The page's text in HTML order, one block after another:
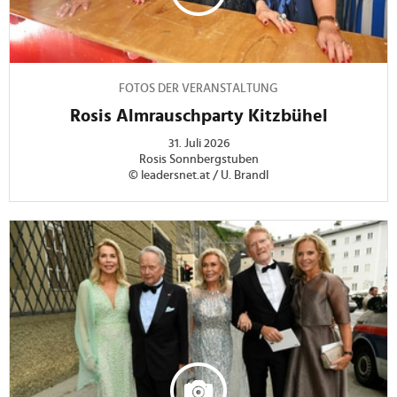
FOTOS DER VERANSTALTUNG
Rosis Almrauschparty Kitzbühel
31. Juli 2026
Rosis Sonnbergstuben
© leadersnet.at / U. Brandl